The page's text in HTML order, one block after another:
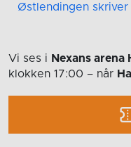
Østlendingen
Vi ses i Nexans arena
klokken 17:00 – når